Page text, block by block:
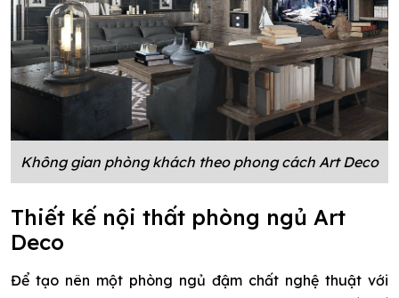
Không gian phòng khách theo phong cách Art Deco
Thiết kế nội thất phòng ngủ Art
Deco
Để tạo nên một phòng ngủ đậm chất nghệ thuật với